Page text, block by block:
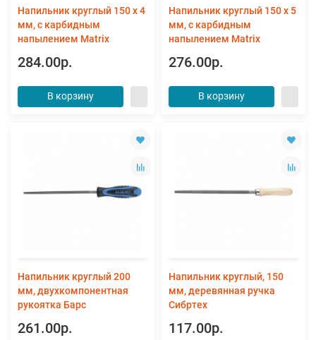
Напильник круглый 150 х 4
мм, с карбидным
напылением Matrix
284.00р.
В корзину
Напильник круглый 150 х 5
мм, с карбидным
напылением Matrix
276.00р.
В корзину
Напильник круглый 200
мм, двухкомпонентная
рукоятка Барс
261.00р.
Напильник круглый, 150
мм, деревянная ручка
Сибртех
117.00р.